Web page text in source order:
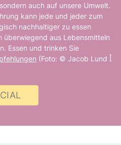
auch auf unsere Umwelt.
kann jede und jeder zum
nachhaltiger zu essen
aus Lebensmitteln
Essen und trinken Sie
(Foto: © Jacob Lund ꟾ